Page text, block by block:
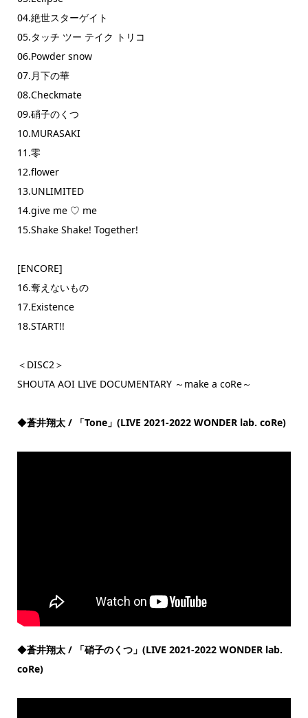
04.絶世スターゲイト
05.タッチ ツー テイク トリコ
06.Powder snow
07.月下の華
08.Checkmate
09.硝子のくつ
10.MURASAKI
11.零
12.flower
13.UNLIMITED
14.give me ♡ me
15.Shake Shake! Together!
[ENCORE]
16.奪えないもの
17.Existence
18.START!!
＜DISC2＞
SHOUTA AOI LIVE DOCUMENTARY ～make a coRe～
◆蒼井翔太 / 「Tone」(LIVE 2021-2022 WONDER lab. coRe)
◆蒼井翔太 / 「硝子のくつ」(LIVE 2021-2022 WONDER lab.
coRe)